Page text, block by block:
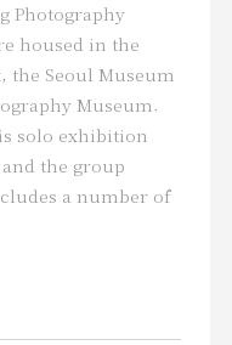
other
starting
been
on his
studio in
by the
recently
Photography
housed in the
the Seoul Museum
Museum.
solo exhibition
the group
a number of